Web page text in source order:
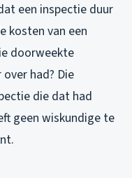
een inspectie duur
kosten van een
doorweekte
had? Die
die dat had
geen wiskundige te